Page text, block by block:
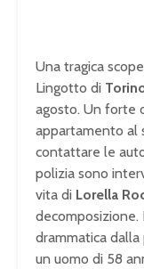
Una tragica
Lingotto di
agosto. Un forte
appartamento al
contattare le
polizia sono
vita di Lorella
decomposizione.
drammatica
un uomo di 58